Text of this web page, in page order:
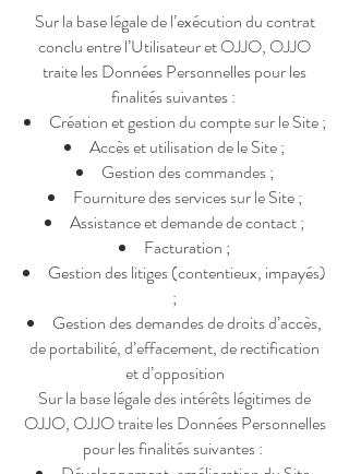
Sur la base légale de l’exécution du contrat
conclu entre l’Utilisateur et OJJO, OJJO
traite les Données Personnelles pour les
finalités suivantes :
Création et gestion du compte sur le Site ;
Accès et utilisation de le Site ;
Gestion des commandes ;
Fourniture des services sur le Site ;
Assistance et demande de contact ;
Facturation ;
Gestion des litiges (contentieux, impayés)
;
Gestion des demandes de droits d’accès,
de portabilité, d’effacement, de rectification
et d’opposition
Sur la base légale des intérêts légitimes de
OJJO, OJJO traite les Données Personnelles
pour les finalités suivantes :